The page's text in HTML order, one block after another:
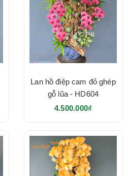
Lan hồ điệp cam đỏ ghép
gỗ lũa - HD604
4.500.000₫